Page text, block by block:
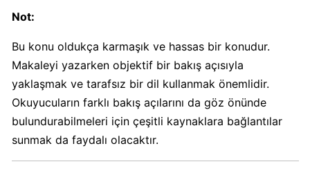
Knorr
Boykot
mu?
Knorr
Kimin
Not:
Bu konu oldukça karmaşık ve hassas bir konudur.
Makaleyi yazarken objektif bir bakış açısıyla
yaklaşmak ve tarafsız bir dil kullanmak önemlidir.
Okuyucuların farklı bakış açılarını da göz önünde
bulundurabilmeleri için çeşitli kaynaklara bağlantılar
sunmak da faydalı olacaktır.